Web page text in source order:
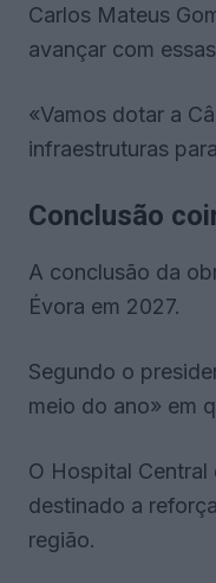
Carlos Mateus
avançar com
«Vamos dotar a
infraestruturas
Conclusão
A conclusão da
Évora em 2027.
Segundo o
meio do ano» em
O Hospital
destinado a
região.